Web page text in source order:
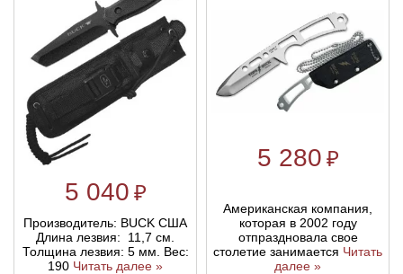
5 040 ₽
Производитель: BUCK США
Длина лезвия: 11,7 см.
Толщина лезвия: 5 мм. Вес:
190 Читать далее »
5 280 ₽
Американская компания,
которая в 2002 году
отпраздновала свое
столетие занимается Читать
далее »
Тетивы и тросы для арбалетов
Натяжители для арбалетов
Подставки для лука
Ремни и петли
Тетива для лука, нити
Рукоятки для лука
Плечи для лука
Нагрудники
Инсерты для арбалетных стрел
Инсерты для лучных стрел
Стрелы для арбалета
Стрелы для лука
Выниматели для стрел
Тычковые ножи
Непальские кукри
Ножи тактические
Ножи танто
Топоры
Топорики-томагавки
Механические точилки для ножей
Паста для полировки ножей